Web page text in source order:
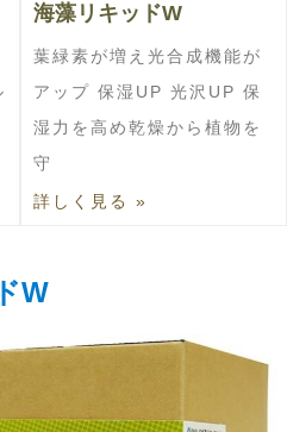
海藻リキッドW
葉緑素が増え光合成機能が
アップ 保湿UP 光沢UP 保
湿力を高め乾燥から植物を
守
詳しく見る »
W